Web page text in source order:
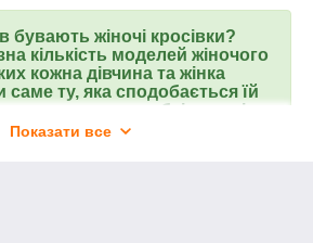
бувають жіночі кросівки?
кількість моделей жіночого
кожна дівчина та жінка
саме ту, яка сподобається їй
взуття необхідне всім,
постійних занять спортом,
Показати все